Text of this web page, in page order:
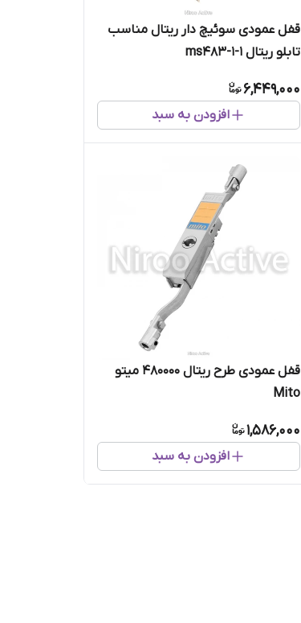
قفل عمودی سوئیچ دار ریتال مناسب
تابلو ریتال 1-1-ms483
6,449,000
افزودن به سبد
قفل عمودی طرح ریتال 480000 میتو
Mito
1,586,000
افزودن به سبد